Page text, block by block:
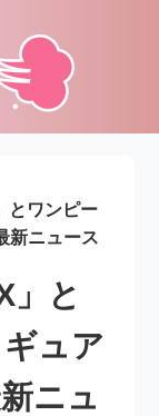
とワンピー
新ニュース
」と
ュア
ニュ